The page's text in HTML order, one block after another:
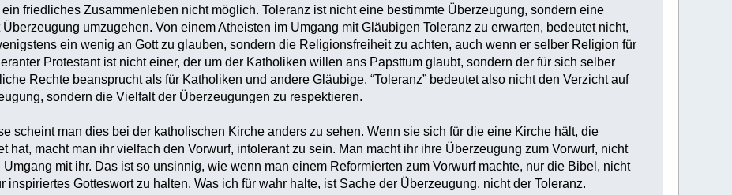
friedliches Zusammenleben nicht möglich. Toleranz ist nicht eine bestimmte Überzeugung, sondern eine
Überzeugung umzugehen. Von einem Atheisten im Umgang mit Gläubigen Toleranz zu erwarten, bedeutet nicht,
ein wenig an Gott zu glauben, sondern die Religionsfreiheit zu achten, auch wenn er selber Religion für
Protestant ist nicht einer, der um der Katholiken willen ans Papsttum glaubt, sondern der für sich selber
Rechte beansprucht als für Katholiken und andere Gläubige. “Toleranz” bedeutet also nicht den Verzicht auf
sondern die Vielfalt der Überzeugungen zu respektieren.
scheint man dies bei der katholischen Kirche anders zu sehen. Wenn sie sich für die eine Kirche hält, die
hat, macht man ihr vielfach den Vorwurf, intolerant zu sein. Man macht ihr ihre Überzeugung zum Vorwurf, nicht
mit ihr. Das ist so unsinnig, wie wenn man einem Reformierten zum Vorwurf machte, nur die Bibel, nicht
inspiriertes Gotteswort zu halten. Was ich für wahr halte, ist Sache der Überzeugung, nicht der Toleranz.